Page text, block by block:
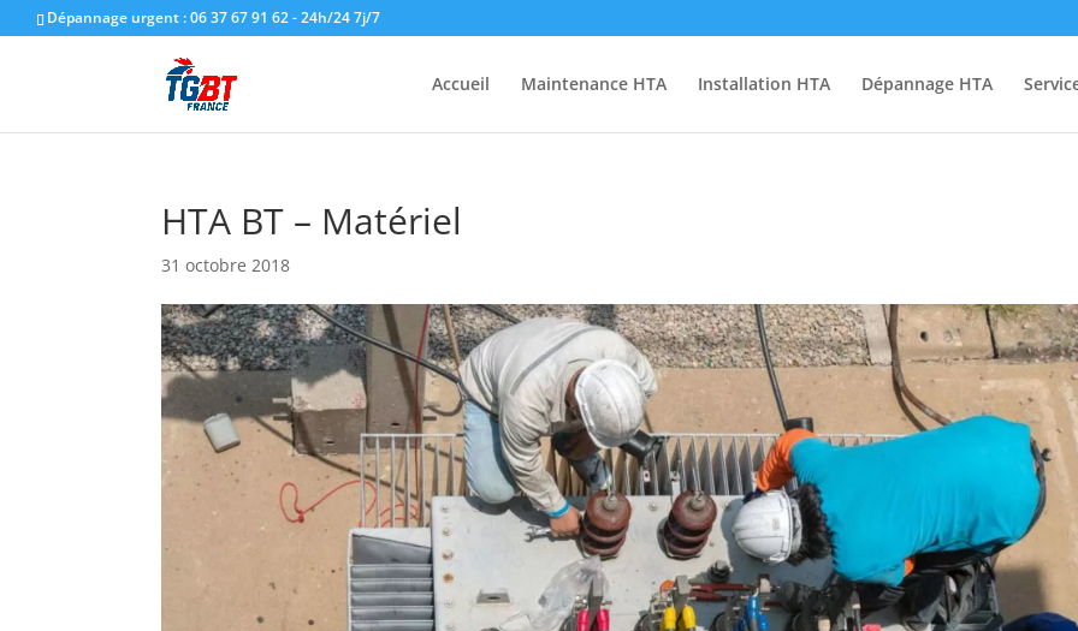
Dépannage urgent : 06 37 67 91 62 - 24h/24 7j/7
Accueil Maintenance HTA Installation HTA Dépannage HTA
HTA BT – Matériel
31 octobre 2018